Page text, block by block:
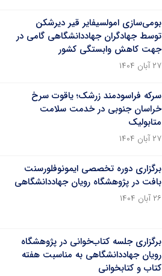
بومی‌سازی امولسیفایر قیر دیرشکن
توسط جهادگران جهاددانشگاهی گامی در
جهت کاهش وابستگی کشور
۲۷ آبان ۱۴۰۴
سرکه فراسودمند زرشک؛ یاقوت سرخ
خراسان جنوبی در خدمت سلامت
متابولیک
۲۷ آبان ۱۴۰۴
برگزاری دوره تخصصی ایمونوفلورسنت
بافت در پژوهشگاه رویان جهاددانشگاهی
۲۶ آبان ۱۴۰۴
برگزاری جلسه کتاب‌خوانی در پژوهشگاه
رویان جهاددانشگاهی به مناسبت هفته
کتاب و کتابخوانی